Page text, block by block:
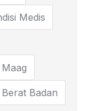
Medis
Maag
Badan